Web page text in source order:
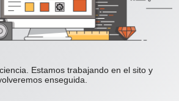
Estamos trabajando en el sito y
enseguida.